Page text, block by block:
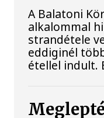
A Balatoni
alkalommal
strandétele
eddiginél
étellel indult.